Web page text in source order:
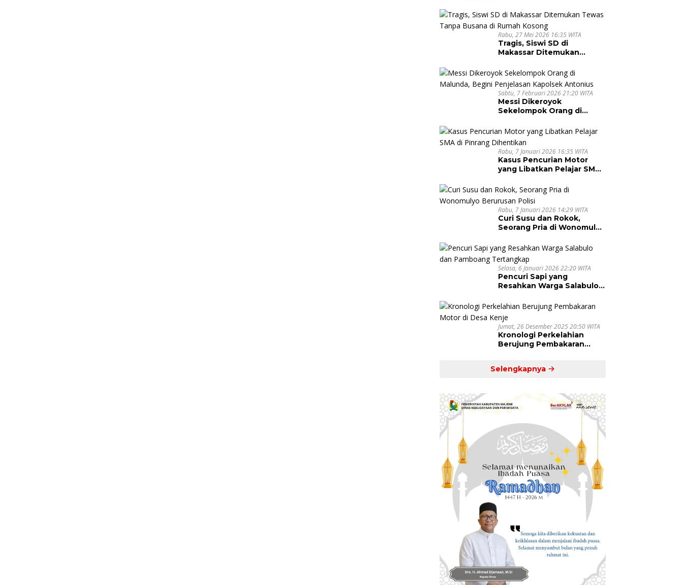
Rabu, 27 Mei 2026 16:35 WITA
Tragis, Siswi SD di
Makassar Ditemukan
Rumah Kosong
Sabtu, 7 Februari 2026 21:20 WITA
Messi Dikeroyok
Sekelompok Orang di
Kapolsek Antonius
Rabu, 7 Januari 2026 16:35 WITA
Kasus Pencurian Motor
yang Libatkan Pelajar SMA
Rabu, 7 Januari 2026 14:29 WITA
Curi Susu dan Rokok,
Seorang Pria di Wonomulyo
Selasa, 6 Januari 2026 22:20 WITA
Pencuri Sapi yang
Resahkan Warga Salabulo
Jumat, 26 Desember 2025 20:50 WITA
Kronologi Perkelahian
Berujung Pembakaran
Selengkapnya